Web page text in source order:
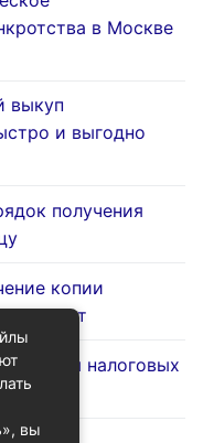
в Москве
выкуп
и выгодно
получения
копии
объект
налоговых
вы